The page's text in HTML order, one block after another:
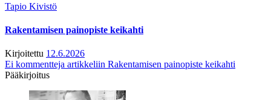
Tapio Kivistö
Rakentamisen painopiste keikahti
Kirjoitettu 12.6.2026
Ei kommentteja artikkeliin Rakentamisen painopiste keikahti
Pääkirjoitus